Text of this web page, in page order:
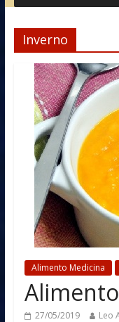
Inverno
Alimento Medicina
27/05/2019 Leo